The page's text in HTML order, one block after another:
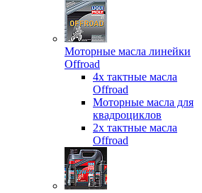
Моторные масла линейки
Offroad
4х тактные масла
Offroad
Моторные масла для
квадроциклов
2х тактные масла
Offroad